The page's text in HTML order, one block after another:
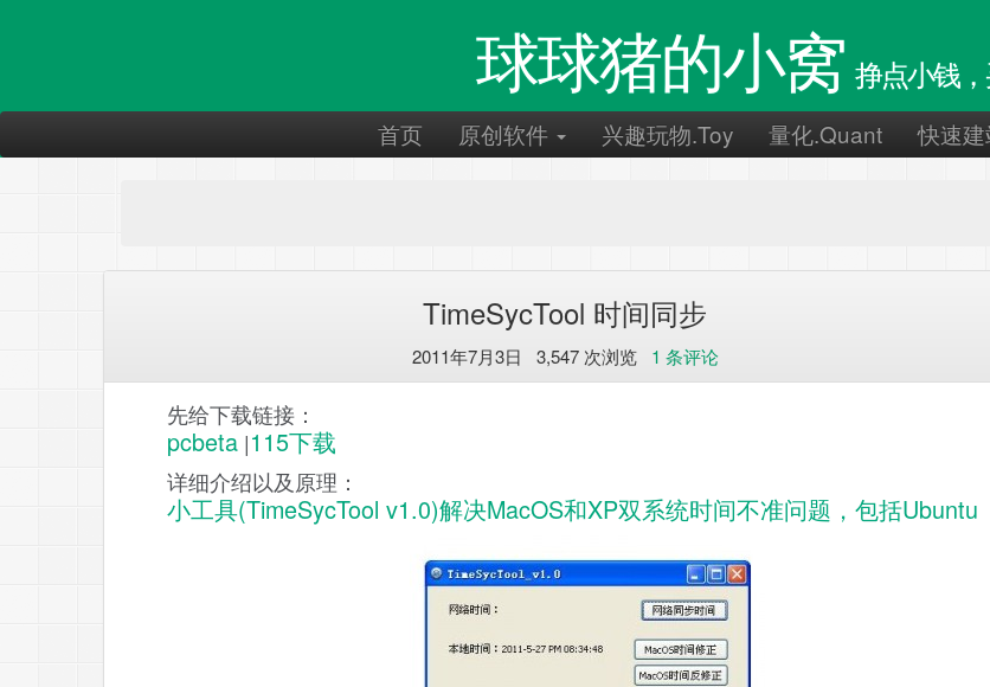
球球猪的小窝 挣点小钱
首页 原创软件 兴趣玩物.Toy 量化.Quant 快速
TimeSycTool 时间同步
2011年7月3日 3,547 次浏览 1 条评论
先给下载链接：
pcbeta |115下载
详细介绍以及原理：
小工具(TimeSycTool v1.0)解决MacOS和XP双系统时间不准问题，包括Ubuntu